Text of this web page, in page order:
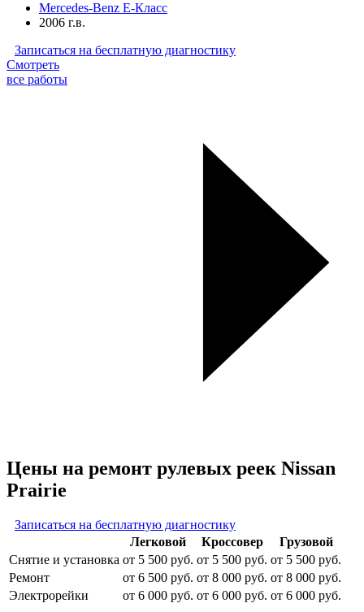
Mercedes-Benz E-Класс
2006 г.в.
Записаться на бесплатную диагностику
Смотреть
все работы
Цены на ремонт рулевых реек Nissan
Prairie
Записаться на бесплатную диагностику
Легковой
Кроссовер
Грузовой
Снятие и установка от 5 500 руб. от 5 500 руб. от 5 500 руб.
Ремонт
от 6 500 руб. от 8 000 руб. от 8 000 руб.
Электрорейки
от 6 000 руб. от 6 000 руб. от 6 000 руб.